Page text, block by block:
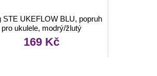
STE UKEFLOW BLU, popruh
pro ukulele, modrý/žlutý
169 Kč